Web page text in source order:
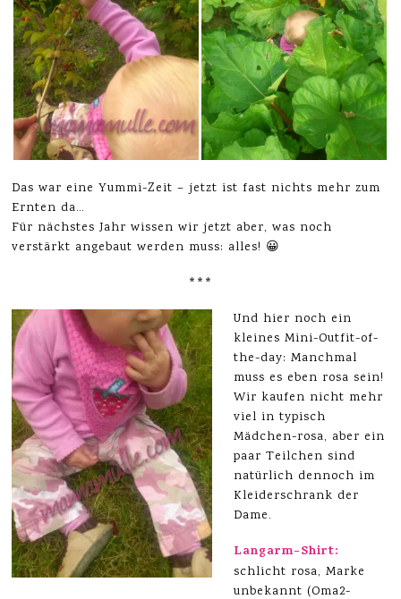
Das war eine Yummi-Zeit – jetzt ist fast nichts mehr zum
Ernten da…
Für nächstes Jahr wissen wir jetzt aber, was noch
verstärkt angebaut werden muss: alles! 😀
***
Und hier noch ein
kleines Mini-Outfit-of-
the-day: Manchmal
muss es eben rosa sein!
Wir kaufen nicht mehr
viel in typisch
Mädchen-rosa, aber ein
paar Teilchen sind
natürlich dennoch im
Kleiderschrank der
Dame.
Langarm-Shirt:
schlicht rosa, Marke
unbekannt (Oma2-